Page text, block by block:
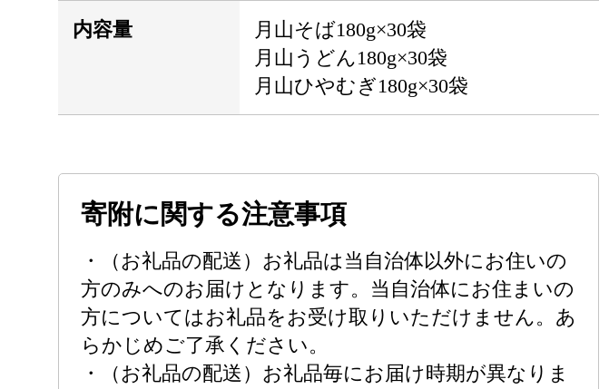
内容量
月山そば180g×30袋
月山うどん180g×30袋
月山ひやむぎ180g×30袋
寄附に関する注意事項
・（お礼品の配送）お礼品は当自治体以外にお住いの
方のみへのお届けとなります。当自治体にお住まいの
方についてはお礼品をお受け取りいただけません。あ
らかじめご了承ください。
・（お礼品の配送）お礼品毎にお届け時期が異なりま